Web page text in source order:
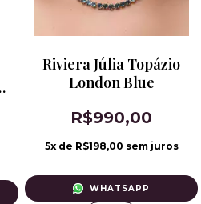
Riviera Júlia Topázio
London Blue
R$990,00
5x de R$198,00 sem juros
WHATSAPP